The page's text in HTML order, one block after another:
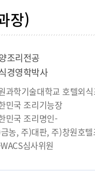
장)
조리전공
경영학박사
과학기술대학교 호텔외
민국 조리기능장
민국 조리명인-
농, 주)대판, 주)창원호
심사위원